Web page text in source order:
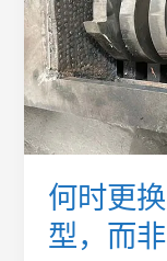
何时更
型，而
看
轮
胎
类
型，
而
日
历